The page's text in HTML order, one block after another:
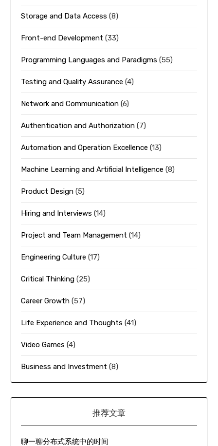
Storage and Data Access (8)
Front-end Development (33)
Programming Languages and Paradigms (55)
Testing and Quality Assurance (4)
Network and Communication (6)
Authentication and Authorization (7)
Automation and Operation Excellence (13)
Machine Learning and Artificial Intelligence (8)
Product Design (5)
Hiring and Interviews (14)
Project and Team Management (14)
Engineering Culture (17)
Critical Thinking (25)
Career Growth (57)
Life Experience and Thoughts (41)
Video Games (4)
Business and Investment (8)
推荐文章
聊一聊分布式系统中的时间